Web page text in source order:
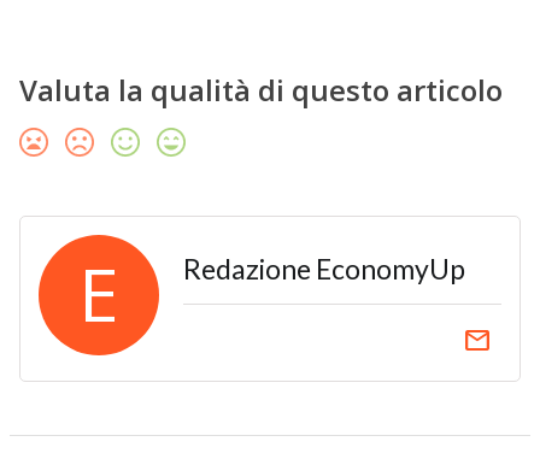
Valuta la qualità di questo articolo
E Redazione EconomyUp
email